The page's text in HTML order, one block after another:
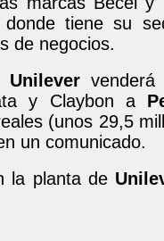
donde tiene su
de negocios.
Unilevervenderá
y Claybon a
(unos 29,5
un comunicado.
la planta de